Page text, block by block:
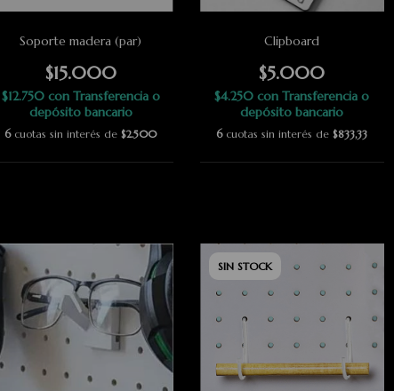
Soporte madera (par)
$15.000
$12.750 con Transferencia o
depósito bancario
6 cuotas sin interés de$2.500
Clipboard
$5.000
$4.250con Transferencia o
depósito bancario
6 cuotas sin interés de$833,33
SIN STOCK